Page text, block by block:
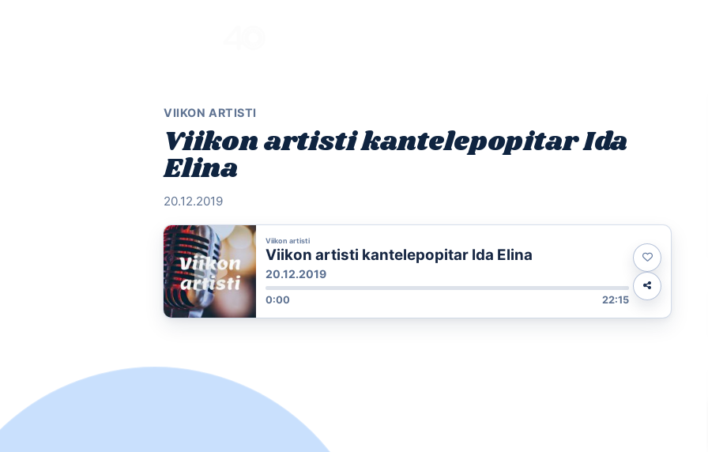
VIIKON ARTISTI
Viikon artisti kantelepopitar Ida
Elina
20.12.2019
Viikon artisti
Viikon artisti kantelepopitar Ida Elina
20.12.2019
0:00 22:15